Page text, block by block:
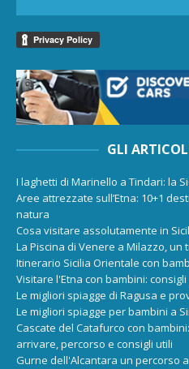
GLI
I laghetti di Marinello a Tindari: la
Aree attrezzate sull’Etna: 10+1
natura
Cosa visitare assolutamente in
La Piscina di Venere a Milazzo, un
Itinerario Sicilia Orientale con
Visitare l'Etna con bambini:
Le migliori spiagge di Ragusa e
Le migliori spiagge per bambini a
Cascate del Catafurco con
arrivare, percorso e consigli utili
Gurne dell'Alcantara un percorso